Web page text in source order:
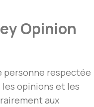
Opinion
personne respectée
opinions et les
aux